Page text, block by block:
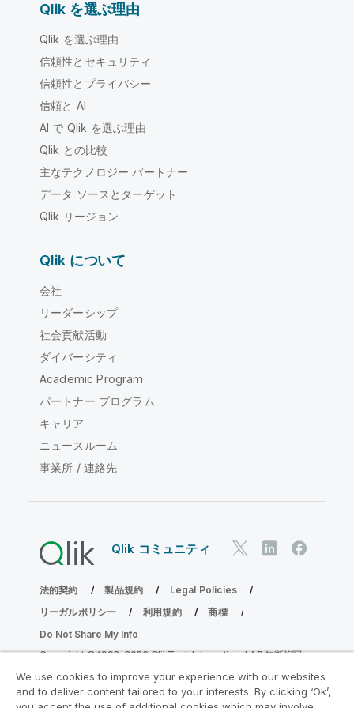
Qlik を選ぶ理由
Qlik を選ぶ理由
信頼性とセキュリティ
信頼性とプライバシー
信頼と AI
AI で Qlik を選ぶ理由
Qlik との比較
主なテクノロジー パートナー
データ ソースとターゲット
Qlik リージョン
Qlik について
会社
リーダーシップ
社会貢献活動
ダイバーシティ
Academic Program
パートナー プログラム
キャリア
ニュースルーム
事業所 / 連絡先
Qlik コミュニティ
法的契約 製品規約
Legal Policies
リーガルポリシー
利用規約
商標
Do Not Share My Info
Copyright © 1993-2026 QlikTech International AB.無断複写・
We use cookies to improve your experience with our websites
and to deliver content tailored to your interests. By clicking ‘Ok’,